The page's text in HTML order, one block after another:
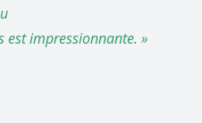
impressionnante. »